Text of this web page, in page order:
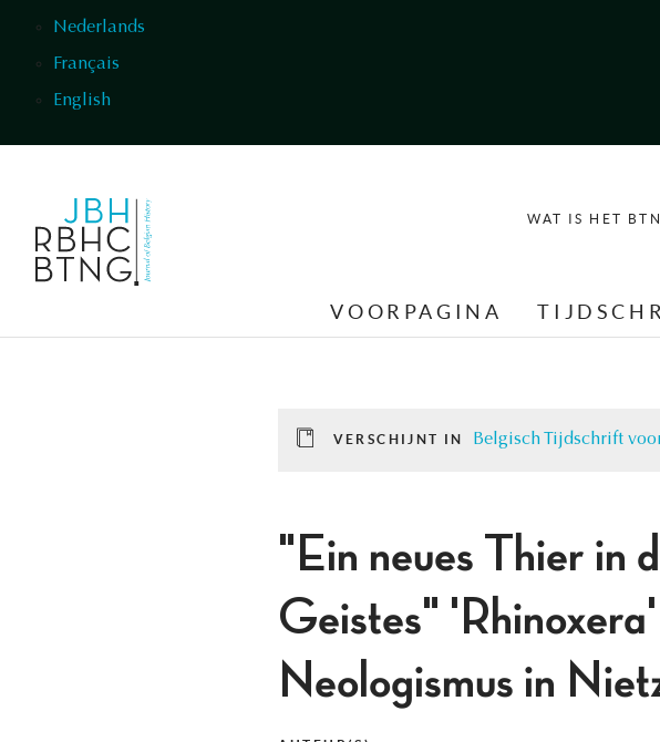
Nederlands
Français
English
WAT IS HET
VOORPAGINA
VERSCHIJNT IN Belgisch Tijdschrift
"Ein neues Thier in
Geistes"
Neologismus in